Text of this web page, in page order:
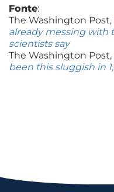
Fonte:
The Washington Post,
already messing with
scientists say
The Washington Post,
been this sluggish in